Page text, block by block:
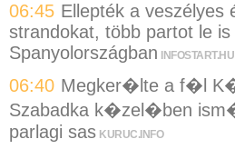
06:45 Ellepték a veszélyes
strandokat, több partot le
Spanyolországban
INFOSTART.HU
06:40 Megker�lte a f�l
Szabadka k�zel�ben
parlagi sas KURUC.INFO